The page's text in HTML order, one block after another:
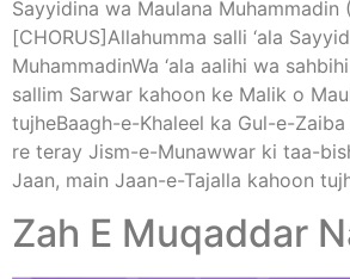
Sayyidina wa Maulana Muhammadin
[CHORUS]Allahumma salli ‘ala
MuhammadinWa ‘ala aalihi wa
sallim Sarwar kahoon ke Malik o
tujheBaagh-e-Khaleel ka Gul-e-
re teray Jism-e-Munawwar ki taa-
Jaan, main Jaan-e-Tajalla kahoon
Zah E Muqaddar